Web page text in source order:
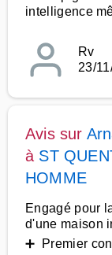
intelligence
Rv
23/
Avis sur
à ST
HOMME
Engagé pour
d'une maison
➕ Premier